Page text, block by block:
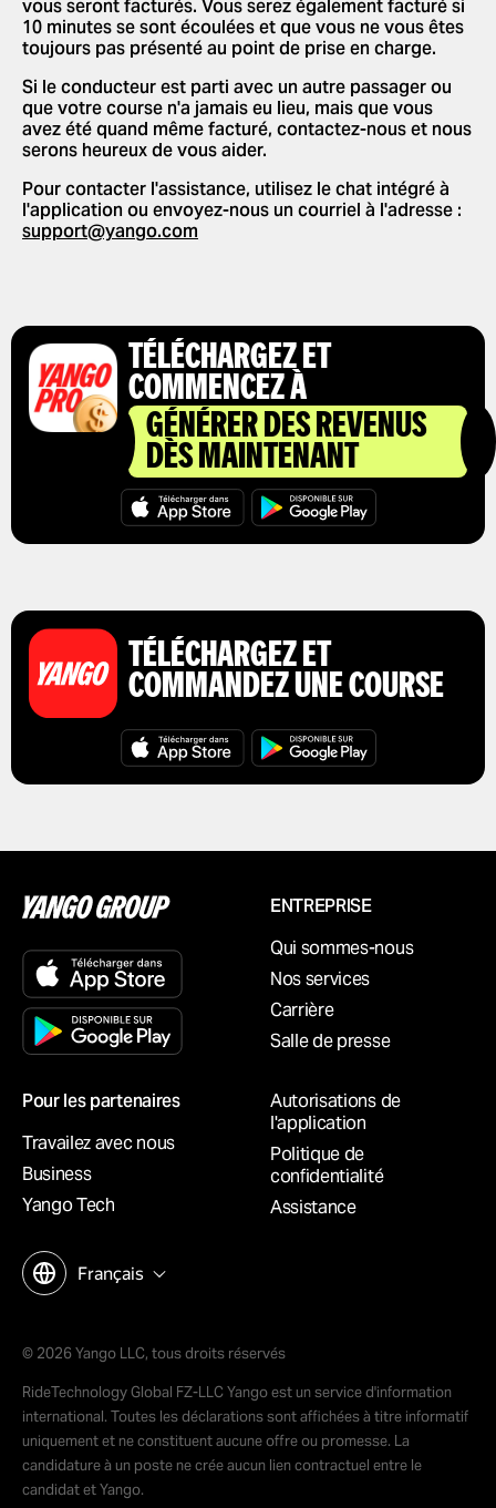
PUSH
MODIFIER LES LANGUES DANS
SUPPRIMER L'HISTORIQUE
DONNER UN POURBOIRE À VOTRE
CONDUCTEUR
UTILISATION DE CODES
PROMOTIONNELS
OBTENIR UN REÇU DE COURSE
PARTENARIAT
vous seront facturés. Vous serez également facturé si
10 minutes se sont écoulées et que vous ne vous êtes
toujours pas présenté au point de prise en charge.
Si le conducteur est parti avec un autre passager ou
que votre course n'a jamais eu lieu, mais que vous
avez été quand même facturé, contactez-nous et nous
serons heureux de vous aider.
Pour contacter l'assistance, utilisez le chat intégré à
l'application ou envoyez-nous un courriel à l'adresse :
support@yango.com
TÉLÉCHARGEZ ET
COMMENCEZ À
GÉNÉRER DES REVENUS
DÈS MAINTENANT
TÉLÉCHARGEZ ET
COMMANDEZ UNE COURSE
ENTREPRISE
Qui sommes-nous
Nos services
Carrière
Salle de presse
Pour les partenaires
Travailez avec nous
Business
Yango Tech
Autorisations de
l'application
Politique de
confidentialité
Assistance
Français
© 2026 Yango LLC, tous droits réservés
RideTechnology Global FZ-LLC Yango est un service d'information
international. Toutes les déclarations sont affichées à titre informatif
uniquement et ne constituent aucune offre ou promesse. La
candidature à un poste ne crée aucun lien contractuel entre le
candidat et Yango.